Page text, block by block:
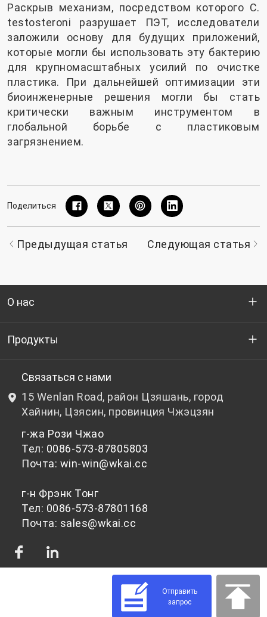
Раскрыв механизм, посредством которого C.
testosteroni разрушает ПЭТ, исследователи
заложили основу для будущих приложений,
которые могли бы использовать эту бактерию
для крупномасштабных усилий по очистке
пластика. При дальнейшей оптимизации эти
биоинженерные решения могли бы стать
критически важным инструментом в
глобальной борьбе с пластиковым
загрязнением.
Поделиться
Предыдущая статья Следующая статья
О нас
Кто мы
НИОКР
Новости и события
политика конфиденциальности
Продукты
Бутылочный ПЭТ-гранулят
Небутылочный ПЭТ-гранулят
Связаться с нами
15 Wenlan Road, район Цзяшань, город
Хайнин, Цзясин, провинция Чжэцзян
г-жа Рози Чжао
Тел: 0086-573-87805803
Почта: win-win@wkai.cc
г-н Фрэнк Тонг
Тел: 0086-573-87801168
Почта: sales@wkai.cc
© 2026 Сырье для ПЭТ-чипсов для различного применения | WKAI -
Поставщик высококачественного ПЭТ-пластика Powered by Shopastro
Отправить
запрос